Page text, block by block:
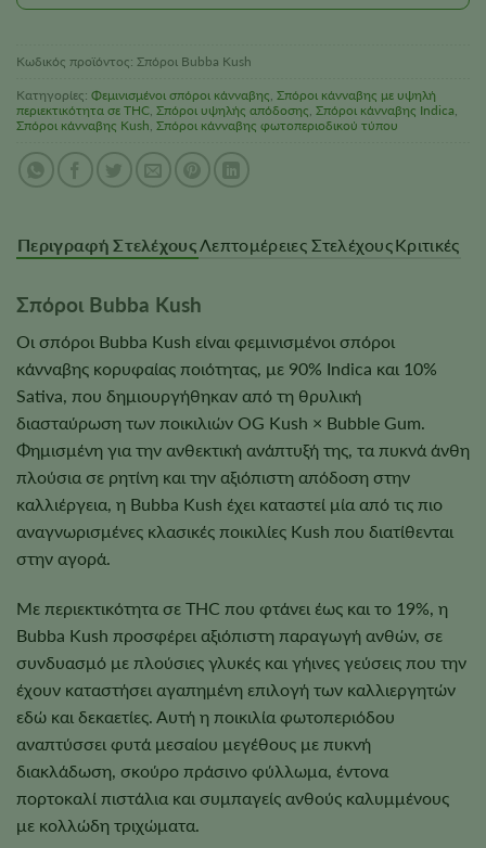
Κωδικός προϊόντος: Σπόροι Bubba Kush
Κατηγορίες: Φεμινισμένοι σπόροι κάνναβης, Σπόροι κάνναβης με υψηλή
περιεκτικότητα σε THC, Σπόροι υψηλής απόδοσης, Σπόροι κάνναβης Indica,
Σπόροι κάνναβης Kush, Σπόροι κάνναβης φωτοπεριοδικού τύπου
Περιγραφή Στελέχους Λεπτομέρειες ΣτελέχουςΚριτικές
Σπόροι Bubba Kush
Οι σπόροι Bubba Kush είναι φεμινισμένοι σπόροι
κάνναβης κορυφαίας ποιότητας, με 90% Indica και 10%
Sativa, που δημιουργήθηκαν από τη θρυλική
διασταύρωση των ποικιλιών OG Kush × Bubble Gum.
Φημισμένη για την ανθεκτική ανάπτυξή της, τα πυκνά άνθη
πλούσια σε ρητίνη και την αξιόπιστη απόδοση στην
καλλιέργεια, η Bubba Kush έχει καταστεί μία από τις πιο
αναγνωρισμένες κλασικές ποικιλίες Kush που διατίθενται
στην αγορά.
Με περιεκτικότητα σε THC που φτάνει έως και το 19%, η
Bubba Kush προσφέρει αξιόπιστη παραγωγή ανθών, σε
συνδυασμό με πλούσιες γλυκές και γήινες γεύσεις που την
έχουν καταστήσει αγαπημένη επιλογή των καλλιεργητών
εδώ και δεκαετίες. Αυτή η ποικιλία φωτοπεριόδου
αναπτύσσει φυτά μεσαίου μεγέθους με πυκνή
διακλάδωση, σκούρο πράσινο φύλλωμα, έντονα
πορτοκαλί πιστάλια και συμπαγείς ανθούς καλυμμένους
με κολλώδη τριχώματα.